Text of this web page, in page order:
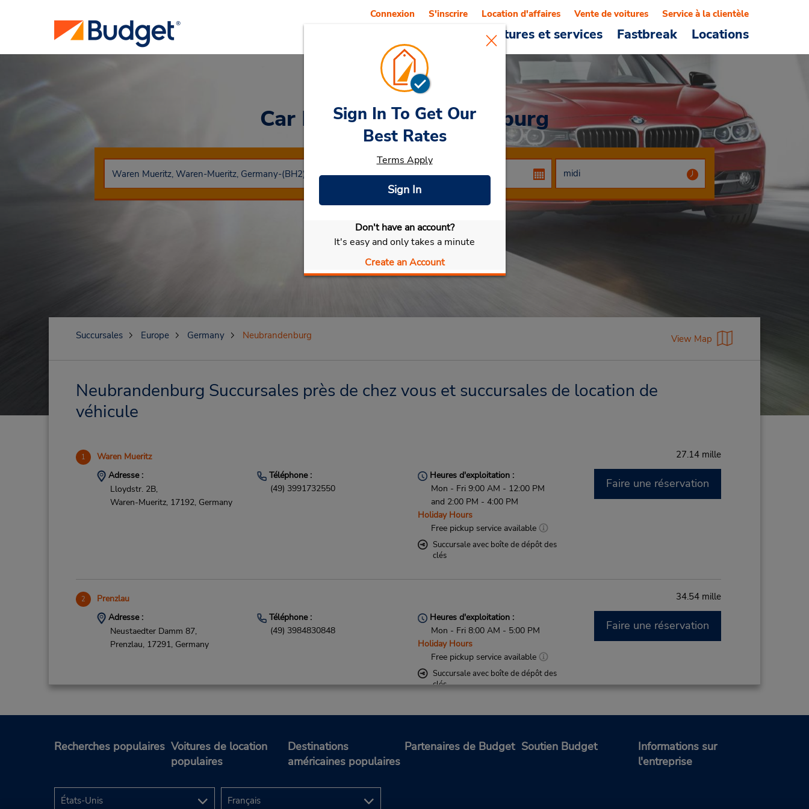
Voitures et services Fastbreak Locations
Connexion S'inscrire Location d'affaires Vente de voitures Service à la clientèle
Car RentalNeubrandenburg
Sélectionner ma voiture
Sign In To Get Our
Best Rates
Terms Apply
Sign In
Don't have an account?
It's easy and only takes a minute
Create an Account
Succursales Europe Germany Neubrandenburg View Map
Neubrandenburg Succursales près de chez vous et succursales de location de
véhicule
1 Waren Mueritz 27.14 mille
Adresse :
Lloydstr. 2B,
Waren-Mueritz, 17192, Germany
Téléphone :
(49) 3991732550
Heures d'exploitation :
Mon - Fri 9:00 AM - 12:00 PM
and 2:00 PM - 4:00 PM
Holiday Hours
Free pickup service available
Succursale avec boîte de dépôt des
clés
Faire une réservation
2 Prenzlau 34.54 mille
Adresse :
Neustaedter Damm 87,
Prenzlau, 17291, Germany
Téléphone :
(49) 3984830848
Heures d'exploitation :
Mon - Fri 8:00 AM - 5:00 PM
Holiday Hours
Free pickup service available
Succursale avec boîte de dépôt des
clés
Faire une réservation
Recherches populaires Voitures de location
populaires
Destinations
américaines populaires
Partenaires de Budget Soutien Budget
Informations sur
l'entreprise